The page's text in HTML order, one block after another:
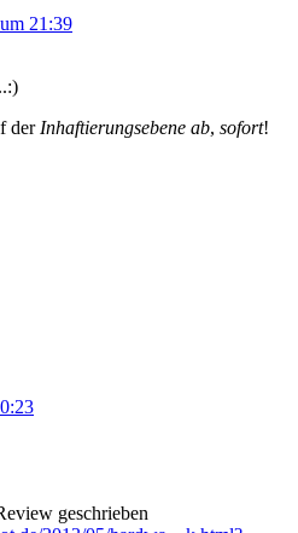
21:39
der Inhaftierungsebene ab, sofort!
geschrieben